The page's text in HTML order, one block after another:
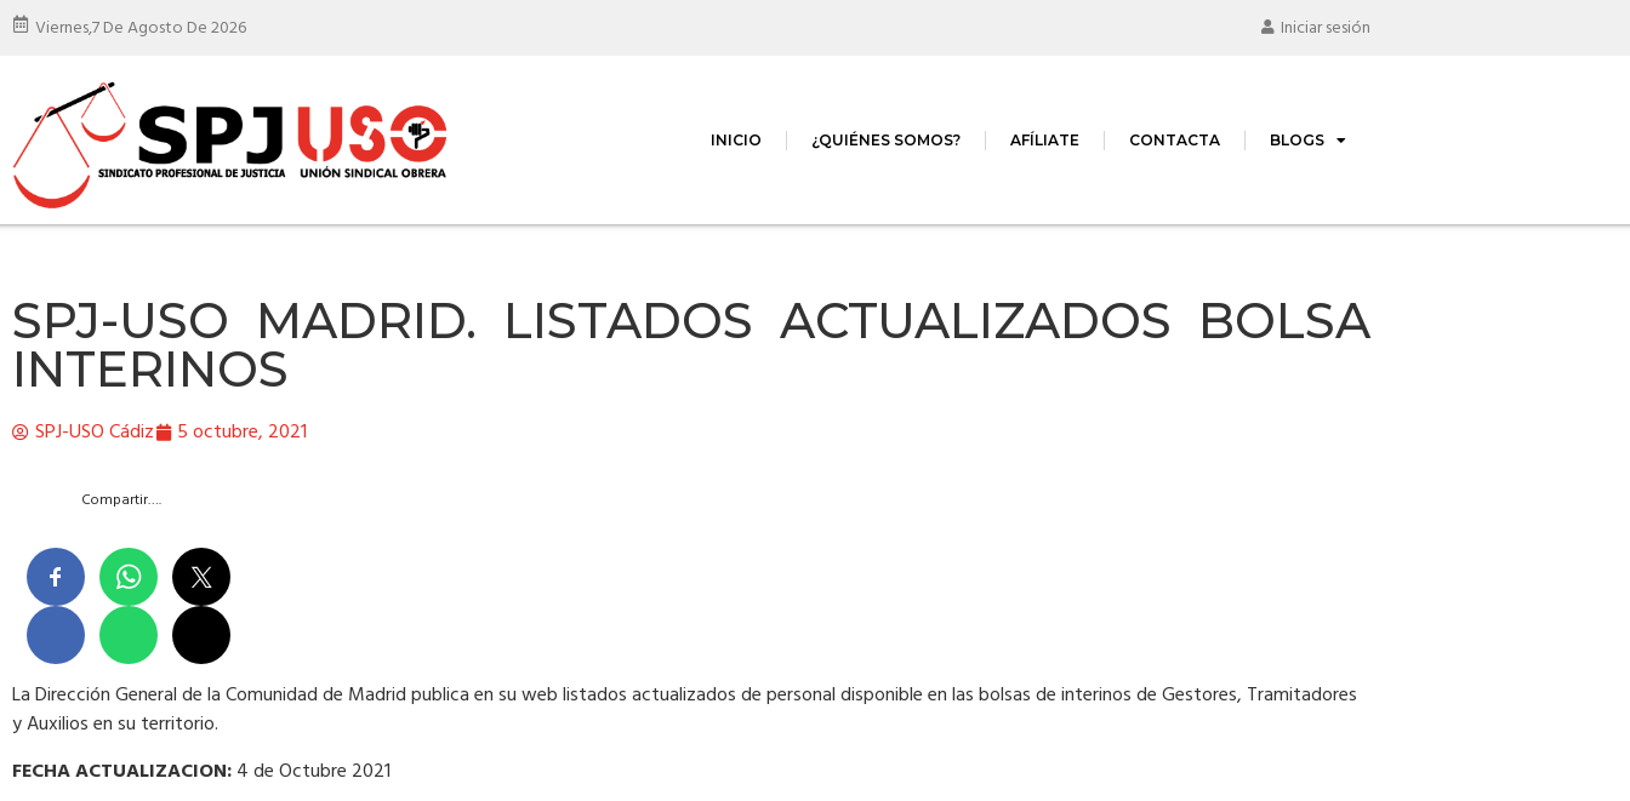
Viernes,7 De Agosto De 2026 Iniciar sesión
INICIO ¿QUIÉNES SOMOS? AFÍLIATE CONTACTA BLOGS
SPJ-USO MADRID. LISTADOS ACTUALIZADOS BOLSA
INTERINOS
SPJ-USO Cádiz 5 octubre, 2021
Compartir….
La Dirección General de la Comunidad de Madrid publica en su web listados actualizados de personal disponible en las bolsas de interinos de Gestores, Tramitadores
y Auxilios en su territorio.
FECHA ACTUALIZACION:4 de Octubre 2021